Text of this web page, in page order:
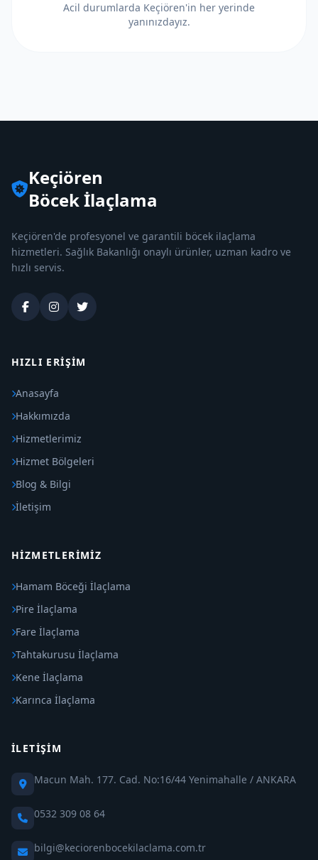
Acil durumlarda Keçiören'in her yerinde
yanınızdayız.
Keçiören
Böcek İlaçlama
Keçiören'de profesyonel ve garantili böcek ilaçlama
hizmetleri. Sağlık Bakanlığı onaylı ürünler, uzman kadro ve
hızlı servis.
HIZLI ERIŞIM
Anasayfa
Hakkımızda
Hizmetlerimiz
Hizmet Bölgeleri
Blog & Bilgi
İletişim
HIZMETLERIMIZ
Hamam Böceği İlaçlama
Pire İlaçlama
Fare İlaçlama
Tahtakurusu İlaçlama
Kene İlaçlama
Karınca İlaçlama
İLETIŞIM
Macun Mah. 177. Cad. No:16/44 Yenimahalle / ANKARA
0532 309 08 64
bilgi@keciorenbocekilaclama.com.tr